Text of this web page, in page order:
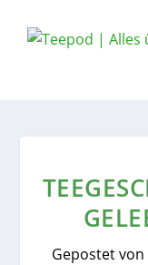
Gepostet von